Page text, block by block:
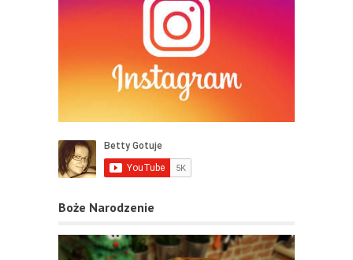
Boże Narodzenie